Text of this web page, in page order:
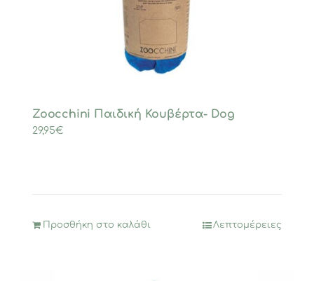
Zoocchini Παιδική Κουβέρτα- Dog
29,95€
Προσθήκη στο καλάθι Λεπτομέρειες